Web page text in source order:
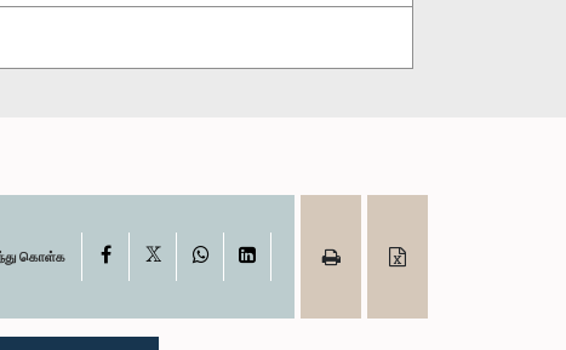
கொள்க Facebook WhatsAppLinkedIn